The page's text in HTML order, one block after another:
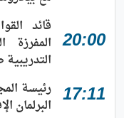
20:00
قائد
التدريبية
17:11 رئيسة
البرلمان